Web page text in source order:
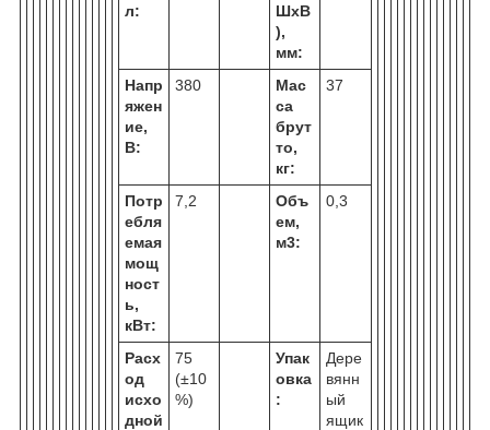
л:
ШхВ
),
мм:
Напр
яжен
ие,
В:
380
Мас
са
брут
то,
кг:
37
Потр
ебля
емая
мощ
ност
ь,
кВт:
7,2
Объ
ем,
м3:
0,3
Расх
од
исхо
дной
75
(±10
%)
Упак
овка
:
Дере
вянн
ый
ящик